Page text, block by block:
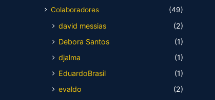
Colaboradores (49)
david messias
(2)
Debora Santos
(1)
djalma
(1)
EduardoBrasil
(1)
evaldo
(2)